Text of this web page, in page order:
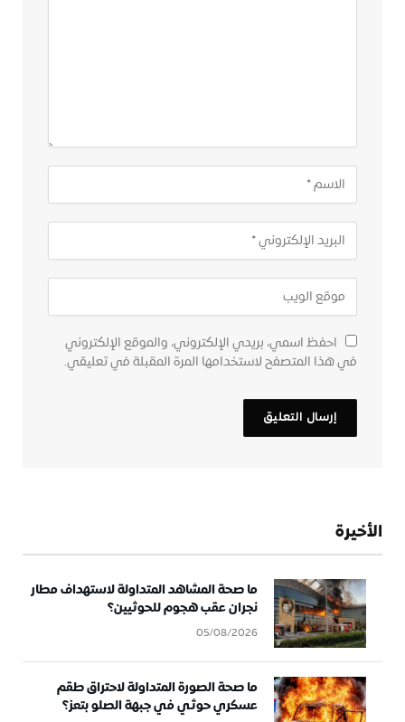
احفظ اسمي، بريدي الإلكتروني، والموقع الإلكتروني
في هذا المتصفح لاستخدامها المرة المقبلة في تعليقي.
الأخيرة
ما صحة المشاهد المتداولة لاستهداف مطار
نجران عقب هجوم للحوثيين؟
05/08/2026
ما صحة الصورة المتداولة لاحتراق طقم
عسكري حوثي في جبهة الصلو بتعز؟